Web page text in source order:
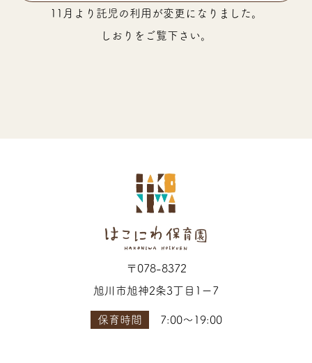
11月より託児の利用が変更になりました。
しおりをご覧下さい。
〒078-8372
旭川市旭神2条3丁目1ー7
保育時間 7:00〜19:00